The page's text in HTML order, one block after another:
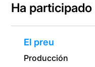
Ha participado
El preu
Producción